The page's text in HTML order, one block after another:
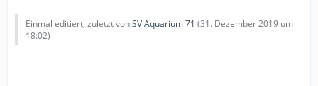
Einmal editiert, zuletzt vonSV Aquarium 71 (31. Dezember 2019 um
18:02)